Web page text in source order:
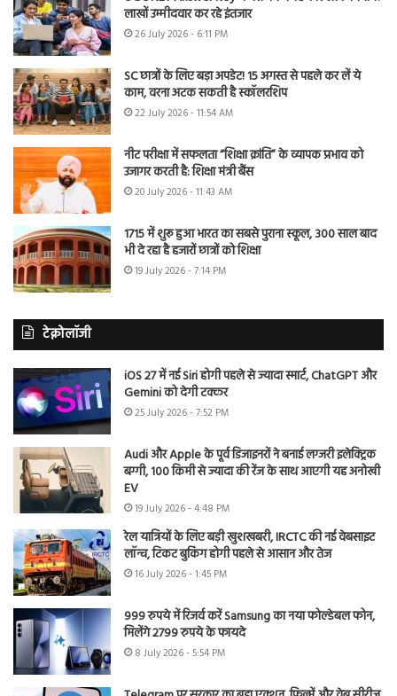
लाखों उम्मीदवार कर रहे इंतजार
26 July 2026 - 6:11 PM
SC छात्रों के लिए बड़ा अपडेट! 15 अगस्त से पहले कर लें ये
काम, वरना अटक सकती है स्कॉलरशिप
22 July 2026 - 11:54 AM
नीट परीक्षा में सफलता “शिक्षा क्रांति” के व्यापक प्रभाव को
उजागर करती है: शिक्षा मंत्री बैंस
20 July 2026 - 11:43 AM
1715 में शुरू हुआ भारत का सबसे पुराना स्कूल, 300 साल बाद
भी दे रहा है हजारों छात्रों को शिक्षा
19 July 2026 - 7:14 PM
टेक्नोलॉजी
iOS 27 में नई Siri होगी पहले से ज्यादा स्मार्ट, ChatGPT और
Gemini को देगी टक्कर
25 July 2026 - 7:52 PM
Audi और Apple के पूर्व डिजाइनरों ने बनाई लग्जरी इलेक्ट्रिक
बग्गी, 100 किमी से ज्यादा की रेंज के साथ आएगी यह अनोखी
EV
19 July 2026 - 4:48 PM
रेल यात्रियों के लिए बड़ी खुशखबरी, IRCTC की नई वेबसाइट
लॉन्च, टिकट बुकिंग होगी पहले से आसान और तेज
16 July 2026 - 1:45 PM
999 रुपये में रिजर्व करें Samsung का नया फोल्डेबल फोन,
मिलेंगे 2799 रुपये के फायदे
8 July 2026 - 5:54 PM